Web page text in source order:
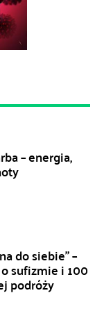
– energia,
do siebie” –
sufizmie i 100
podróży